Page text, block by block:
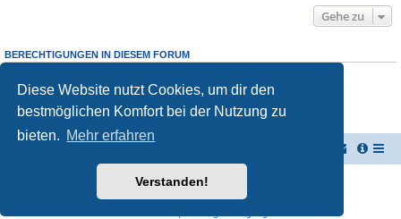
Diese Website nutzt Cookies, um dir den
bestmöglichen Komfort bei der Nutzung zu
bieten. Mehr erfahren
Verstanden!
Gehe zu
BERECHTIGUNGEN IN DIESEM FORUM
Du darfst
keine Antworten zu Themen in diesem Forum erstellen.
Du darfst deine Beiträge in diesem Forumnichtändern.
Du darfst deine Beiträge in diesem Forum nicht löschen.
keine
Powered byphpBB® Forum Software © phpBB Limited
phpBB.de